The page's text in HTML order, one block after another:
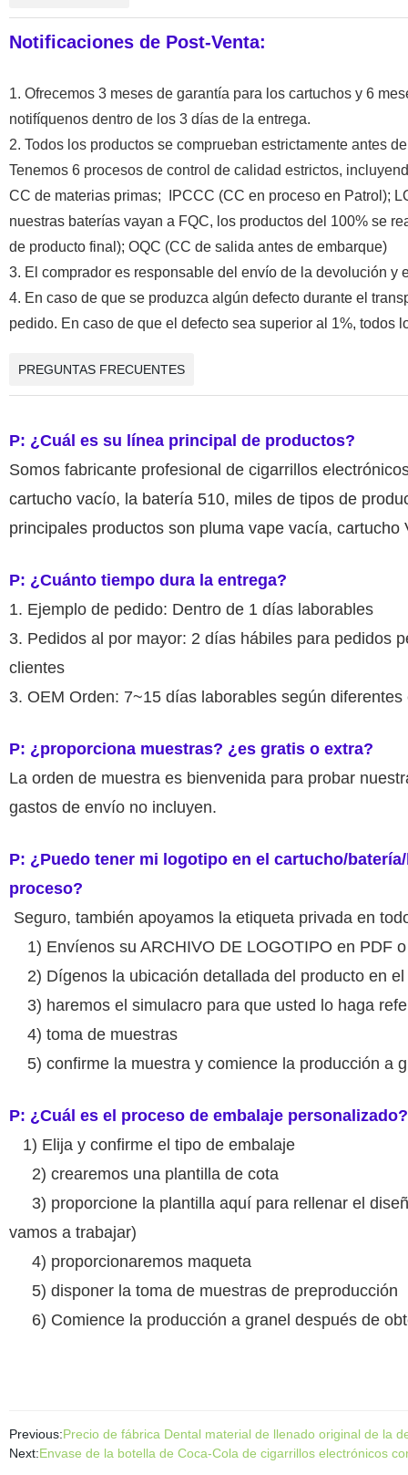
Notificaciones de Post-Venta:
1. Ofrecemos 3 meses de garantía para los cartuchos y 6
notifíquenos dentro de los 3 días de la entrega.
2. Todos los productos se comprueban estrictamente antes
Tenemos 6 procesos de control de calidad estrictos,
CC de materias primas; IPCCC (CC en proceso en Patrol);
nuestras baterías vayan a FQC, los productos del 100% se
de producto final); OQC (CC de salida antes de embarque)
3. El comprador es responsable del envío de la devolución
4. En caso de que se produzca algún defecto durante el
pedido. En caso de que el defecto sea superior al 1%, todos
PREGUNTAS FRECUENTES
P: ¿Cuál es su línea principal de productos?
Somos fabricante profesional de cigarrillos
cartucho vacío, la batería 510, miles de tipos de
principales productos son pluma vape vacía,
P: ¿Cuánto tiempo dura la entrega?
1. Ejemplo de pedido: Dentro de 1 días laborables
3. Pedidos al por mayor: 2 días hábiles para pedidos
clientes
3. OEM Orden: 7~15 días laborables según
P: ¿proporciona muestras? ¿es gratis o extra?
La orden de muestra es bienvenida para probar
gastos de envío no incluyen.
P: ¿Puedo tener mi logotipo en el cartucho/
proceso?
Seguro, también apoyamos la etiqueta privada en
1) Envíenos su ARCHIVO DE LOGOTIPO en PDF o
2) Dígenos la ubicación detallada del producto en
3) haremos el simulacro para que usted lo haga
4) toma de muestras
5) confirme la muestra y comience la producción a
P: ¿Cuál es el proceso de embalaje personalizado?
1) Elija y confirme el tipo de embalaje
2) crearemos una plantilla de cota
3) proporcione la plantilla aquí para rellenar el
vamos a trabajar)
4) proporcionaremos maqueta
5) disponer la toma de muestras de preproducción
6) Comience la producción a granel después de
Previous:Precio de fábrica Dental material de llenado original de la
Next:Envase de la botella de Coca-Cola de cigarrillos electrónicos